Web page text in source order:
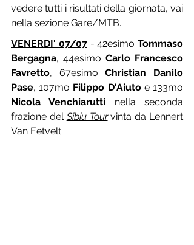
vedere tutti i risultati della giornata, vai
nella sezione Gare/MTB.
VENERDI' 07/07 - 42esimo Tommaso
Bergagna, 44esimo Carlo Francesco
Favretto, 67esimo Christian Danilo
Pase, 107mo Filippo D'Aiuto
Nicola Venchiarutti nella seconda
frazione del Sibiu Tour vinta da Lennert
Van Eetvelt.